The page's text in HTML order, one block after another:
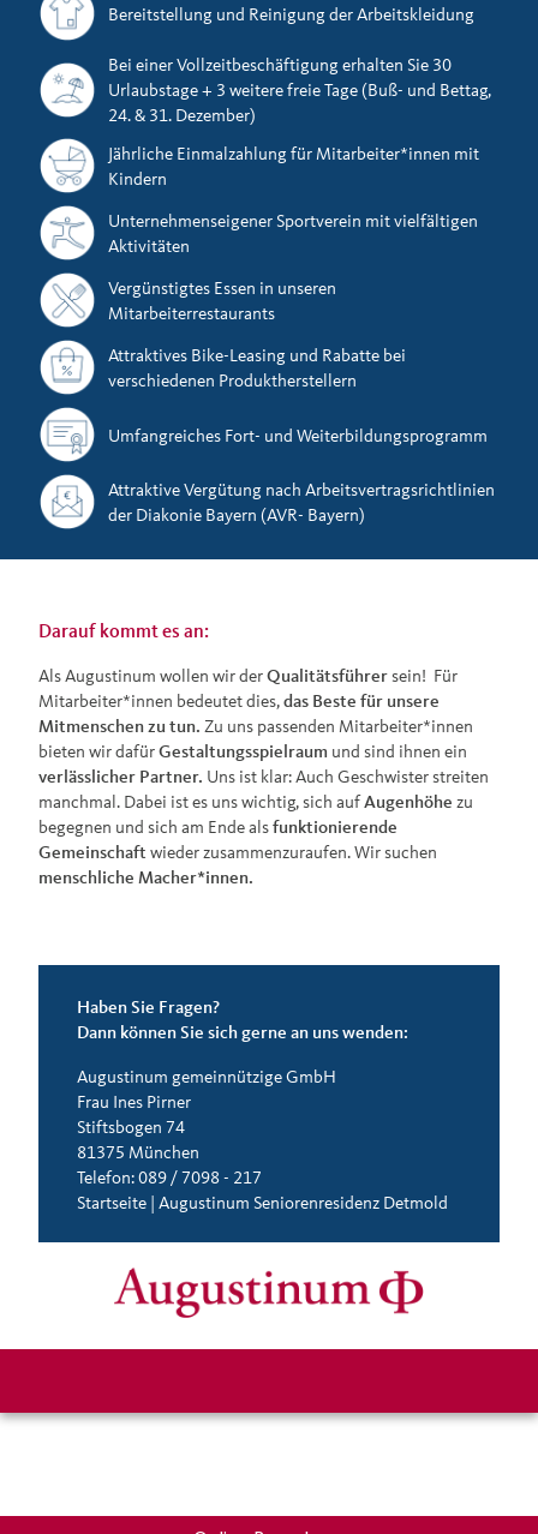
Bereitstellung und Reinigung der Arbeitskleidung
Bei einer Vollzeitbeschäftigung erhalten Sie 30
Urlaubstage + 3 weitere freie Tage (Buß- und Bettag,
24. & 31. Dezember)
Jährliche Einmalzahlung für Mitarbeiter*innen mit
Kindern
Unternehmenseigener Sportverein mit vielfältigen
Aktivitäten
Vergünstigtes Essen in unseren
Mitarbeiterrestaurants
Attraktives Bike-Leasing und Rabatte bei
verschiedenen Produktherstellern
Umfangreiches Fort- und Weiterbildungsprogramm
Attraktive Vergütung nach Arbeitsvertragsrichtlinien
der Diakonie Bayern (AVR- Bayern)
Darauf kommt es an:
Als Augustinum wollen wir derQualitätsführersein! Für
Mitarbeiter*innen bedeutet dies,das Beste für unsere
Mitmenschen zu tun. Zu uns passenden Mitarbeiter*innen
bieten wir dafürGestaltungsspielraum und sind ihnen ein
verlässlicher Partner. Uns ist klar: Auch Geschwister streiten
manchmal. Dabei ist es uns wichtig, sich aufAugenhöhe zu
begegnen und sich am Ende alsfunktionierende
Gemeinschaft wieder zusammenzuraufen. Wir suchen
menschliche Macher*innen.
Haben Sie Fragen?
Dann können Sie sich gerne an uns wenden:
Augustinum gemeinnützige GmbH
Frau Ines Pirner
Stiftsbogen 74
81375 München
Telefon: 089 / 7098 - 217
Startseite | Augustinum Seniorenresidenz Detmold